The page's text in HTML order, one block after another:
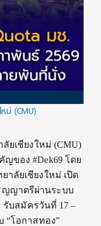
ม่ (CMU)
ลัยเชียงใหม่ (CMU)
ของ #Dek69 โดย
าลัยเชียงใหม่ เปิด
ญญาตรีผ่านระบบ
รับสมัครวันที่ 17 –
“โอกาสทอง”